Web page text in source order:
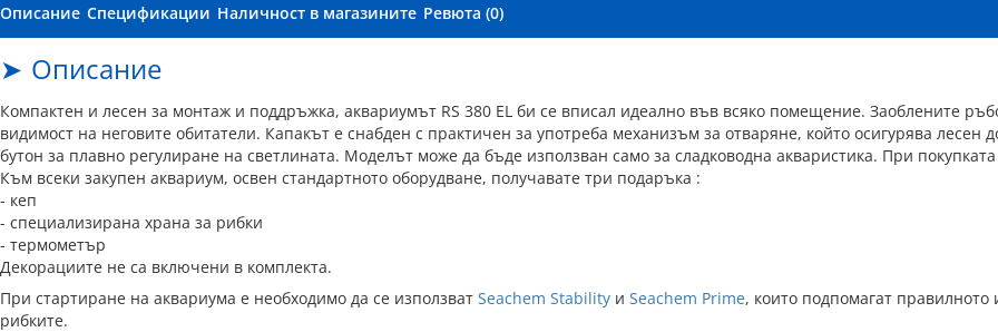
Описание Спецификации Наличност в магазините Ревюта (0)
Описание
Компактен и лесен за монтаж и поддръжка, аквариумът RS 380 EL би се вписал идеално във всяко помещение. Заоблените
видимост на неговите обитатели. Капакът е снабден с практичен за употреба механизъм за отваряне, който осигурява лесен
бутон за плавно регулиране на светлинатa. Моделът може да бъде използван само за сладководна акваристика. При
Към всеки закупен аквариум, освен стандартното оборудване, получавате три подаръка :
- кеп
- специализирана храна за рибки
- термометър
Декорациите не са включени в комплекта.
При стартиране на аквариума е необходимо да се използват Seachem Stability и Seachem Prime, които подпомагат правилното
рибките.